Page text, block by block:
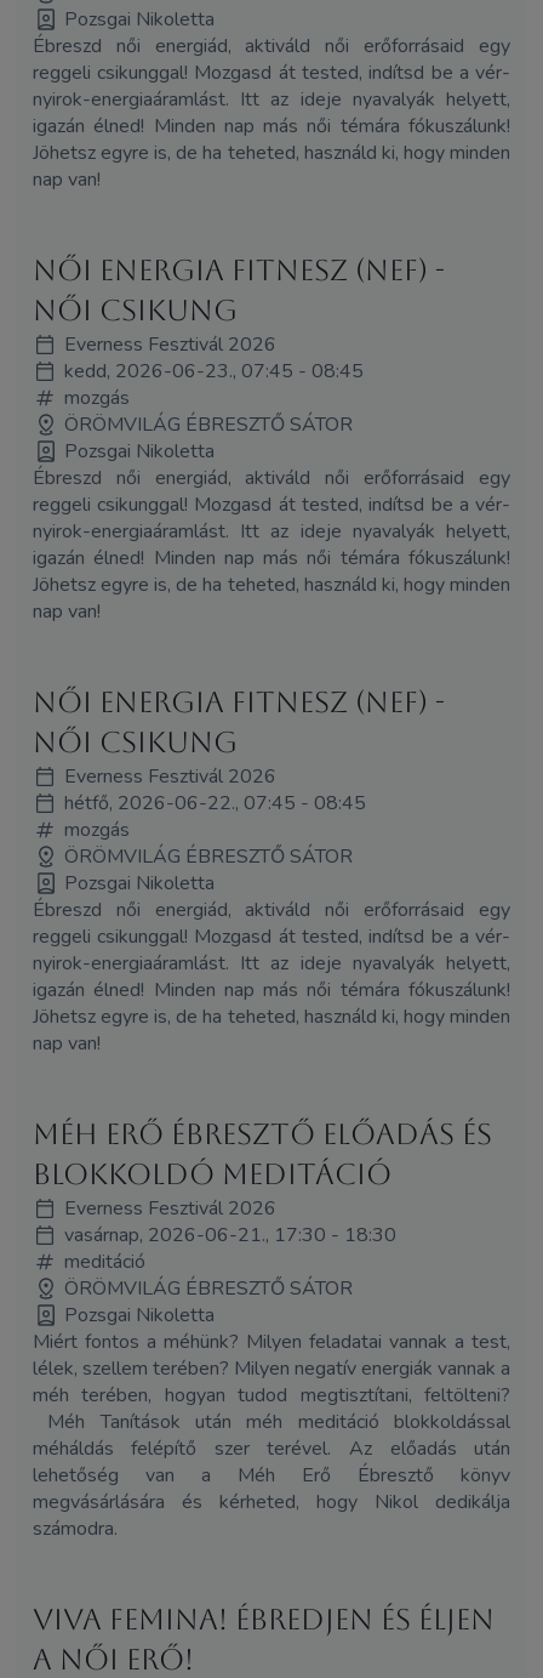
Pozsgai Nikoletta
Ébreszd női energiád, aktiváld női erőforrásaid egy
reggeli csikunggal! Mozgasd át tested, indítsd be a vér-
nyirok-energiaáramlást. Itt az ideje nyavalyák helyett,
igazán élned! Minden nap más női témára fókuszálunk!
Jöhetsz egyre is, de ha teheted, használd ki, hogy minden
nap van!
Női Energia Fitnesz (NEF) -
Női Csikung
Everness Fesztivál 2026
kedd, 2026-06-23., 07:45 - 08:45
mozgás
ÖRÖMVILÁG ÉBRESZTŐ SÁTOR
Pozsgai Nikoletta
Ébreszd női energiád, aktiváld női erőforrásaid egy
reggeli csikunggal! Mozgasd át tested, indítsd be a vér-
nyirok-energiaáramlást. Itt az ideje nyavalyák helyett,
igazán élned! Minden nap más női témára fókuszálunk!
Jöhetsz egyre is, de ha teheted, használd ki, hogy minden
nap van!
Női Energia Fitnesz (NEF) -
Női Csikung
Everness Fesztivál 2026
hétfő, 2026-06-22., 07:45 - 08:45
mozgás
ÖRÖMVILÁG ÉBRESZTŐ SÁTOR
Pozsgai Nikoletta
Ébreszd női energiád, aktiváld női erőforrásaid egy
reggeli csikunggal! Mozgasd át tested, indítsd be a vér-
nyirok-energiaáramlást. Itt az ideje nyavalyák helyett,
igazán élned! Minden nap más női témára fókuszálunk!
Jöhetsz egyre is, de ha teheted, használd ki, hogy minden
nap van!
Méh Erő Ébresztő Előadás és
Blokkoldó Meditáció
Everness Fesztivál 2026
vasárnap, 2026-06-21., 17:30 - 18:30
meditáció
ÖRÖMVILÁG ÉBRESZTŐ SÁTOR
Pozsgai Nikoletta
Miért fontos a méhünk? Milyen feladatai vannak a test,
lélek, szellem terében? Milyen negatív energiák vannak a
méh terében, hogyan tudod megtisztítani, feltölteni?
Méh Tanítások után méh meditáció blokkoldással
méháldás felépítő szer terével. Az előadás után
lehetőség van a Méh Erő Ébresztő könyv
megvásárlására és kérheted, hogy Nikol dedikálja
számodra.
Viva Femina! Ébredjen és éljen
a női erő!